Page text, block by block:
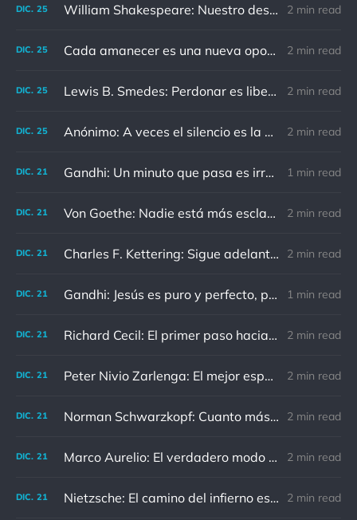
DIC. 25 William Shakespeare: Nuestro destino está en las estrellas, así que levantemos nuestros ojos al cielo 2 min read
DIC. 25 Cada amanecer es una nueva oportunidad 2 min read
DIC. 25 Lewis B. Smedes: Perdonar es liberar a un prisionero y descubrir que el prisionero eras tú 2 min read
DIC. 25 Anónimo: A veces el silencio es la mejor respuesta 2 min read
DIC. 21 Gandhi: Un minuto que pasa es irrecuperable. Conociendo esto, ¿cómo podemos malgastar tantas horas? 1 min read
DIC. 21 Von Goethe: Nadie está más esclavizado que aquellos que falsamente creen que son libres. 2 min read
DIC. 21 Charles F. Kettering: Sigue adelante, y es probable que tropieces con algo, tal vez cuando menos lo esperes. Nunca he escuchado hablar de alguien algu 2 min read
DIC. 21 Gandhi: Jesús es puro y perfecto, pero vosotros los cristianos no sois como él. 1 min read
DIC. 21 Richard Cecil: El primer paso hacia el conocimiento es saber que somos ignorantes. 2 min read
DIC. 21 Peter Nivio Zarlenga: El mejor espejo es un viejo amigo. 2 min read
DIC. 21 Norman Schwarzkopf: Cuanto más sudes por la paz, menos sangras por la guerra. 2 min read
DIC. 21 Marco Aurelio: El verdadero modo de vengarse de un enemigo es no parecérsele. 2 min read
DIC. 21 Nietzsche: El camino del infierno está asfaltado de buenas intenciones. 2 min read